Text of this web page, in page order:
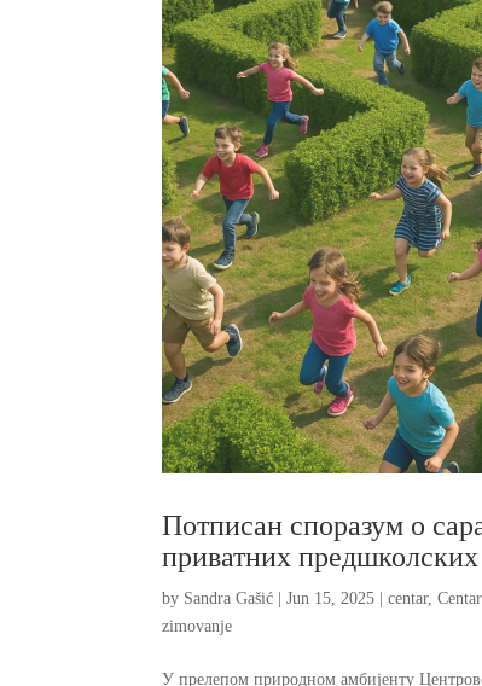
Потписан споразум о
приватних предшколских
by Sandra Gašić |Jun 15, 2025 |centar,
zimovanje
У прелепом природном амбијенту